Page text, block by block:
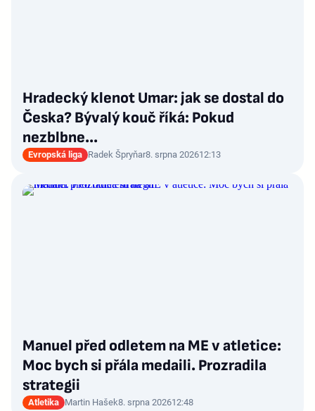
Hradecký klenot Umar: jak se dostal do
Česka? Bývalý kouč říká: Pokud
nezblbne...
Evropská liga Radek Špryňar8. srpna 202612:13
Manuel před odletem na ME v atletice:
Moc bych si přála medaili. Prozradila
strategii
Atletika Martin Hašek8. srpna 202612:48